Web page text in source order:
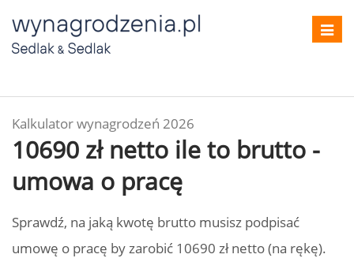
Kalkulator wynagrodzeń 2026
10690 zł netto ile to brutto -
umowa o pracę
Sprawdź, na jaką kwotę brutto musisz podpisać
umowę o pracę by zarobić 10690 zł netto (na rękę).